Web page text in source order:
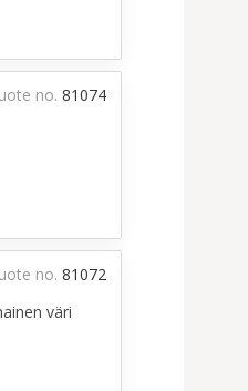
no.81074
väri
no.81072